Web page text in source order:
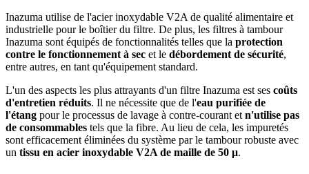
Inazuma utilise de l'acier inoxydable V2A de qualité alimentaire et
industrielle pour le boîtier du filtre. De plus, les filtres à tambour
Inazuma sont équipés de fonctionnalités telles que la protection
contre le fonctionnement à sec et le débordement de sécurité,
entre autres, en tant qu'équipement standard.
L'un des aspects les plus attrayants d'un filtre Inazuma est ses coûts
d'entretien réduits. Il ne nécessite que de l'eau purifiée de
l'étang pour le processus de lavage à contre-courant et n'utilise pas
de consommables tels que la fibre. Au lieu de cela, les impuretés
sont efficacement éliminées du système par le tambour robuste avec
un tissu en acier inoxydable V2A de maille de 50 μ.